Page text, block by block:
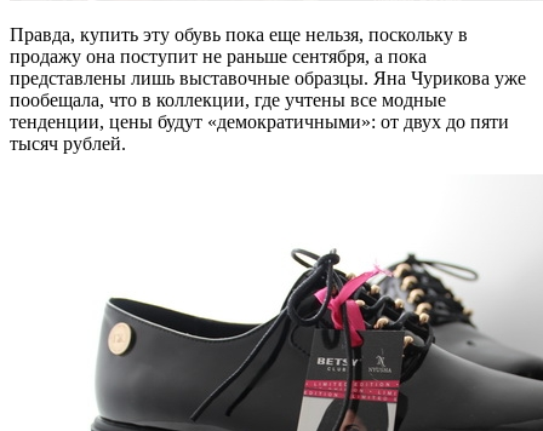
Правда, купить эту обувь пока еще нельзя, поскольку в
продажу она поступит не раньше сентября, а пока
представлены лишь выставочные образцы. Яна Чурикова уже
пообещала, что в коллекции, где учтены все модные
тенденции, цены будут «демократичными»: от двух до пяти
тысяч рублей.